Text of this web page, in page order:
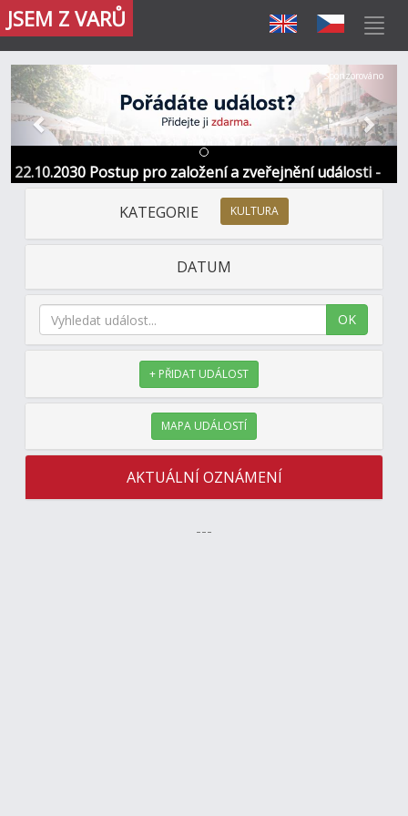
JSEM Z VARŮ
22.10.2030 Postup pro založení a zveřejnění události -
Informace / kontakt
Předchozí Další
Sponzorováno
KATEGORIE KULTURA
DATUM
OK
+ PŘIDAT UDÁLOST
MAPA UDÁLOSTÍ
AKTUÁLNÍ OZNÁMENÍ
---